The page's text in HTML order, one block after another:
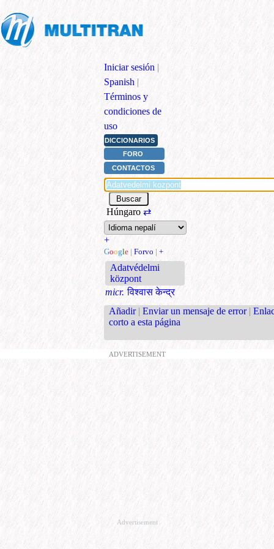
Iniciar sesión |
Spanish |
Términos y
condiciones de
uso
DICCIONARIOS
FORO
CONTACTOS
Húngaro ⇄
+
Google | Forvo | +
Adatvédelmi
központ
micr. विश्‍वास केन्द्र
Añadir | Enviar un mensaje de error |
corto a esta página
ADVERTISEMENT
Advertisement